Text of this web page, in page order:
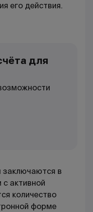
его действия.
для
в
активной
количество
форме